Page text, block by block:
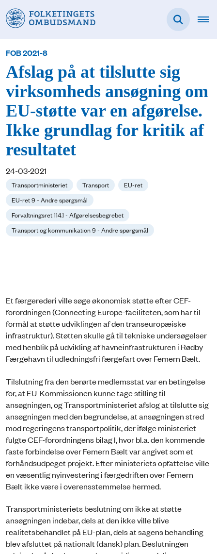
FOB 2021-8
Afslag på at tilslutte sig
virksomheds ansøgning om
EU-støtte var en afgørelse.
Ikke grundlag for kritik af
resultatet
24-03-2021
Transportministeriet Transport
EU-ret
EU-ret 9 - Andre spørgsmål
Forvaltningsret 114.1 - Afgørelsesbegrebet
Transport og kommunikation 9 - Andre spørgsmål
Et færgerederi ville søge økonomisk støtte efter CEF-
forordningen (Connecting Europe-faciliteten, som har til
formål at støtte udviklingen af den transeuropæiske
infrastruktur). Støtten skulle gå til tekniske undersøgelser
med henblik på udvikling af havneinfrastrukturen i Rødby
Færgehavn til udledningsfri færgefart over Femern Bælt.
Tilslutning fra den berørte medlemsstat var en betingelse
for, at EU-Kommissionen kunne tage stilling til
ansøgningen, og Transportministeriet afslog at tilslutte sig
ansøgningen med den begrundelse, at ansøgningen stred
mod regeringens transportpolitik, der ifølge ministeriet
fulgte CEF-forordningens bilag I, hvor bl.a. den kommende
faste forbindelse over Femern Bælt var angivet som et
forhåndsudpeget projekt. Efter ministeriets opfattelse ville
en væsentlig nyinvestering i færgedriften over Femern
Bælt ikke være i overensstemmelse hermed.
Transportministeriets beslutning om ikke at støtte
ansøgningen indebar, dels at den ikke ville blive
realitetsbehandlet på EU-plan, dels at sagens behandling
blev afsluttet på nationalt (dansk) plan. Beslutningen